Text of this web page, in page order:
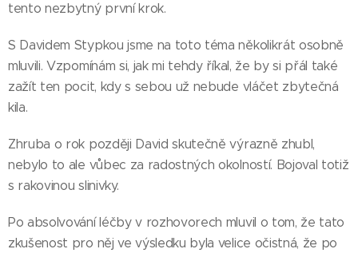
tento nezbytný první krok.
S Davidem Stypkou jsme na toto téma několikrát osobně
mluvili. Vzpomínám si, jak mi tehdy říkal, že by si přál také
zažít ten pocit, kdy s sebou už nebude vláčet zbytečná
kila.
Zhruba o rok později David skutečně výrazně zhubl,
nebylo to ale vůbec za radostných okolností. Bojoval totiž
s rakovinou slinivky.
Po absolvování léčby v rozhovorech mluvil o tom, že tato
zkušenost pro něj ve výsledku byla velice očistná, že po